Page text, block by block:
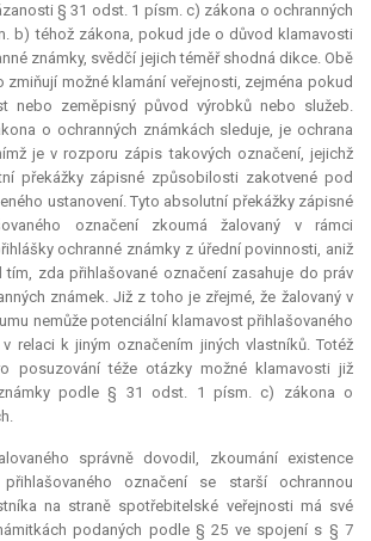
§ 31 odst. 1 písm. c) zákona o ochranných
b) téhož zákona, pokud jde o důvod klamavosti
známky, svědčí jejich téměř shodná dikce. Obě
zmiňují možné klamání veřejnosti, zejména pokud
nebo zeměpisný původ výrobků nebo služeb.
o ochranných známkách sleduje, je ochrana
je v rozporu zápis takových označení, jejichž
překážky zápisné způsobilosti zakotvené pod
ustanovení. Tyto absolutní překážky zápisné
označení zkoumá žalovaný v rámci
ochranné známky z úřední povinnosti, aniž
tím, zda přihlašované označení zasahuje do práv
známek. Již z toho je zřejmé, že žalovaný v
nemůže potenciální klamavost přihlašovaného
relaci k jiným označením jiných vlastníků. Totéž
posuzování téže otázky možné klamavosti již
podle § 31 odst. 1 písm. c) zákona o
správně dovodil, zkoumání existence
označení se starší ochrannou
na straně spotřebitelské veřejnosti má své
podaných podle § 25 ve spojení s § 7